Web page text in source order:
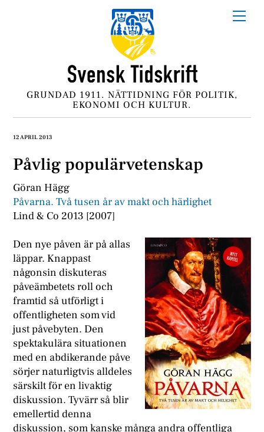
GRUNDAD 1911. NÄTTIDNING FÖR POLITIK,
EKONOMI OCH KULTUR.
12 APRIL 2013
Påvlig populärvetenskap
Göran Hägg
Påvarna. Två tusen år av makt och härlighet
Lind & Co 2013 [2007]
Den nye påven är på allas
läppar. Knappast
någonsin diskuteras
påveämbetets roll och
framtid så utförligt i
offentligheten som vid
just påvebyten. Den
spektakulära situationen
med en abdikerande påve
sörjer naturligtvis alldeles
särskilt för en livaktig
diskussion. Tyvärr så blir
emellertid denna
diskussion, som kanske många andra offentliga